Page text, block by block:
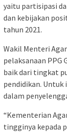
yaitu partisipasi
dan kebijakan
tahun 2021.
Wakil Menteri
pelaksanaan PPG
baik dari tingkat
pendidikan.
dalam
“Kementerian
tingginya kepada